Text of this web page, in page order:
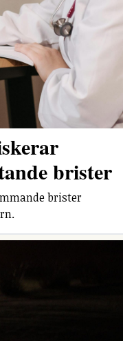
brister
brister